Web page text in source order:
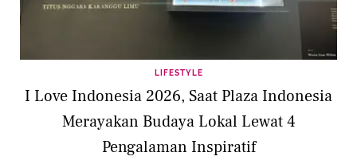
LIFESTYLE
I Love Indonesia 2026, Saat Plaza Indonesia
Merayakan Budaya Lokal Lewat 4
Pengalaman Inspiratif